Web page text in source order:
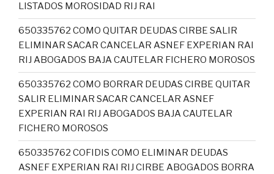
LISTADOS MOROSIDAD RIJ RAI
650335762 COMO QUITAR DEUDAS CIRBE SALIR
ELIMINAR SACAR CANCELAR ASNEF EXPERIAN RAI
RIJ ABOGADOS BAJA CAUTELAR FICHERO MOROSOS
650335762 COMO BORRAR DEUDAS CIRBE QUITAR
SALIR ELIMINAR SACAR CANCELAR ASNEF
EXPERIAN RAI RIJ ABOGADOS BAJA CAUTELAR
FICHERO MOROSOS
650335762 COFIDIS COMO ELIMINAR DEUDAS
ASNEF EXPERIAN RAI RIJ CIRBE ABOGADOS BORRA